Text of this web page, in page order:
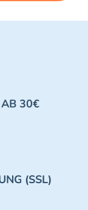
AB 30€
(SSL)